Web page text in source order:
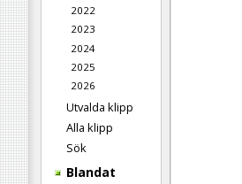
2022
2023
2024
2025
2026
Utvalda klipp
Alla klipp
Sök
Blandat